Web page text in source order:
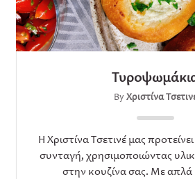
By Χριστίνα
Η Χριστίνα Τσετινέ μας
συνταγή, χρησιμοποιώντας
στην κουζίνα σας. Με